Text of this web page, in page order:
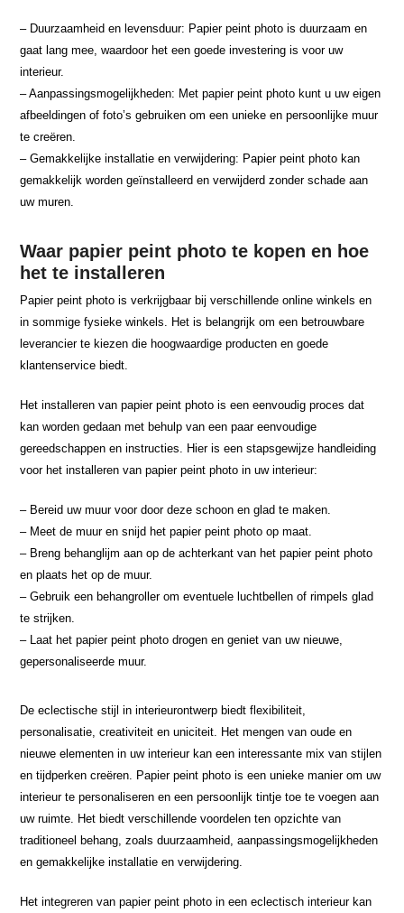
– Duurzaamheid en levensduur: Papier peint photo is duurzaam en
gaat lang mee, waardoor het een goede investering is voor uw
interieur.
– Aanpassingsmogelijkheden: Met papier peint photo kunt u uw eigen
afbeeldingen of foto’s gebruiken om een unieke en persoonlijke muur
te creëren.
– Gemakkelijke installatie en verwijdering: Papier peint photo kan
gemakkelijk worden geïnstalleerd en verwijderd zonder schade aan
uw muren.
Waar papier peint photo te kopen en hoe
het te installeren
Papier peint photo is verkrijgbaar bij verschillende online winkels en
in sommige fysieke winkels. Het is belangrijk om een betrouwbare
leverancier te kiezen die hoogwaardige producten en goede
klantenservice biedt.
Het installeren van papier peint photo is een eenvoudig proces dat
kan worden gedaan met behulp van een paar eenvoudige
gereedschappen en instructies. Hier is een stapsgewijze handleiding
voor het installeren van papier peint photo in uw interieur:
– Bereid uw muur voor door deze schoon en glad te maken.
– Meet de muur en snijd het papier peint photo op maat.
– Breng behanglijm aan op de achterkant van het papier peint photo
en plaats het op de muur.
– Gebruik een behangroller om eventuele luchtbellen of rimpels glad
te strijken.
– Laat het papier peint photo drogen en geniet van uw nieuwe,
gepersonaliseerde muur.
De eclectische stijl in interieurontwerp biedt flexibiliteit,
personalisatie, creativiteit en uniciteit. Het mengen van oude en
nieuwe elementen in uw interieur kan een interessante mix van stijlen
en tijdperken creëren. Papier peint photo is een unieke manier om uw
interieur te personaliseren en een persoonlijk tintje toe te voegen aan
uw ruimte. Het biedt verschillende voordelen ten opzichte van
traditioneel behang, zoals duurzaamheid, aanpassingsmogelijkheden
en gemakkelijke installatie en verwijdering.
Het integreren van papier peint photo in een eclectisch interieur kan